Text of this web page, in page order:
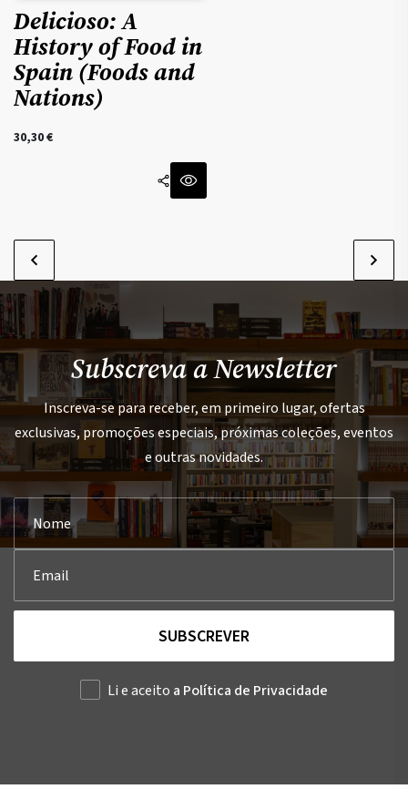
Delicioso: A
History of Food in
Spain (Foods and
Nations)
30,30€
Subscreva a Newsletter
Inscreva-se para receber, em primeiro lugar, ofertas
exclusivas, promoções especiais, próximas coleções, eventos
e outras novidades.
SUBSCREVER
Li e aceito a Política de Privacidade